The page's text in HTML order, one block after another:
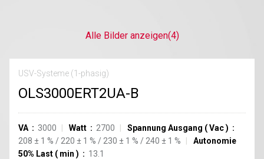
Alle Bilder anzeigen(4)
USV-Systeme (1-phasig)
OLS3000ERT2UA-B
VA 3000 Watt 2700 Spannung Ausgang (Vac)
208 ± 1 % / 220 ± 1 % / 230 ± 1 % / 240 ± 1 %
Autonomie
50% Last ( min ) 13.1